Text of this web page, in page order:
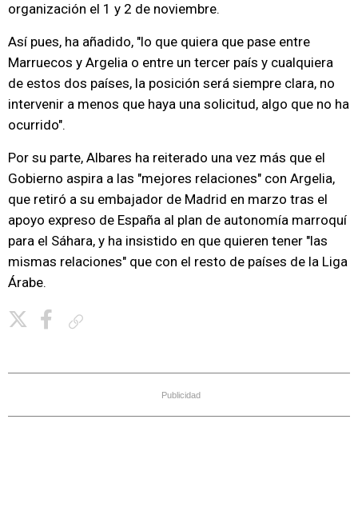
organización el 1 y 2 de noviembre.
Así pues, ha añadido, "lo que quiera que pase entre
Marruecos y Argelia o entre un tercer país y cualquiera
de estos dos países, la posición será siempre clara, no
intervenir a menos que haya una solicitud, algo que no ha
ocurrido".
Por su parte, Albares ha reiterado una vez más que el
Gobierno aspira a las "mejores relaciones" con Argelia,
que retiró a su embajador de Madrid en marzo tras el
apoyo expreso de España al plan de autonomía marroquí
para el Sáhara, y ha insistido en que quieren tener "las
mismas relaciones" que con el resto de países de la Liga
Árabe.
Publicidad